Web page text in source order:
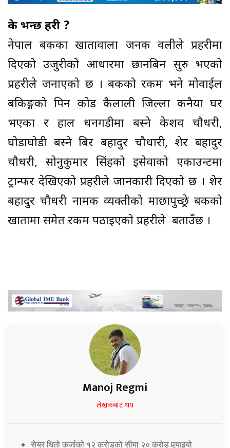
के भन्छ प्रहरी ?
नेपाल बैंकका खातावाला जनक वलीले प्रहरीमा
दिएको उजुरीको आधारमा छानबिन सुरु भएको
प्रहरीले जनाएको छ । बैंकको रकम भने मोवाईल
बैंकिङ्गको पिन कोड कैलाली जिल्ला कनैया घर
भएका र हाल धनगडीमा बस्ने केशव चौधरी,
घोडाघोडी बस्ने बिर बहादुर चौधारी, शेर बहादुर
चौधरी, सोनुकुमार सिंहको इसेवाको एकाउन्टमा
ट्रान्फर देखिएको प्रहरीले जानकारी दिएको छ । शेर
बहादुर चौधरी नामक व्यक्तीको माछापुच्छ्रे बैंकको
खातामा समेत रकम पठाइएको प्रहरीले बताउँछ ।
Manoj Regmi
लेखकबाट थप
सेयर धितो कर्जाको १२ करोडको सीमा २० करोड पुर्‍याइयो